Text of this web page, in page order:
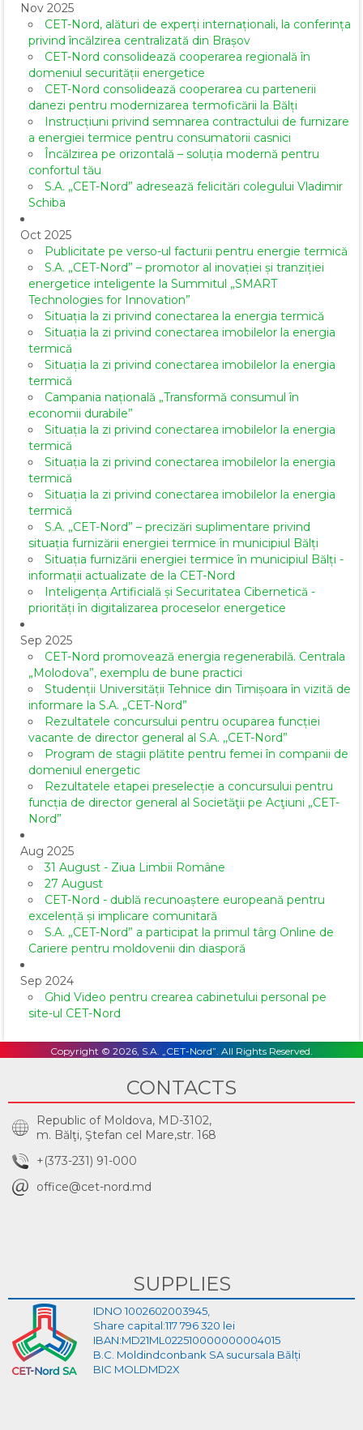
Nov 2025
CET-Nord, alături de experți internaționali, la conferința
privind încălzirea centralizată din Brașov
CET-Nord consolidează cooperarea regională în
domeniul securității energetice
CET-Nord consolidează cooperarea cu partenerii
danezi pentru modernizarea termoficării la Bălți
Instrucțiuni privind semnarea contractului de furnizare
a energiei termice pentru consumatorii casnici
Încălzirea pe orizontală – soluția modernă pentru
confortul tău
S.A. „CET-Nord” adresează felicitări colegului Vladimir
Schiba
Oct 2025
Publicitate pe verso-ul facturii pentru energie termică
S.A. „CET-Nord” – promotor al inovației și tranziției
energetice inteligente la Summitul „SMART
Technologies for Innovation”
Situația la zi privind conectarea la energia termică
Situația la zi privind conectarea imobilelor la energia
termică
Situația la zi privind conectarea imobilelor la energia
termică
Campania națională „Transformă consumul în
economii durabile”
Situația la zi privind conectarea imobilelor la energia
termică
Situația la zi privind conectarea imobilelor la energia
termică
Situația la zi privind conectarea imobilelor la energia
termică
S.A. „CET-Nord” – precizări suplimentare privind
situația furnizării energiei termice în municipiul Bălți
Situația furnizării energiei termice în municipiul Bălți -
informații actualizate de la CET-Nord
Inteligența Artificială și Securitatea Cibernetică -
priorități în digitalizarea proceselor energetice
Sep 2025
CET-Nord promovează energia regenerabilă. Centrala
„Molodova”, exemplu de bune practici
Studenții Universității Tehnice din Timișoara în vizită de
informare la S.A. „CET-Nord”
Rezultatele concursului pentru ocuparea funcției
vacante de director general al S.A. ,,CET-Nord”
Program de stagii plătite pentru femei în companii de
domeniul energetic
Rezultatele etapei preselecție a concursului pentru
funcția de director general al Societăţii pe Acţiuni „CET-
Nord”
Aug 2025
31 August - Ziua Limbii Române
27 August
CET-Nord - dublă recunoaștere europeană pentru
excelență și implicare comunitară
S.A. „CET-Nord” a participat la primul târg Online de
Cariere pentru moldovenii din diasporă
Sep 2024
Ghid Video pentru crearea cabinetului personal pe
site-ul CET-Nord
Copyright © 2026, S.A. „CET-Nord”. All Rights Reserved.
CONTACTS
Republic of Moldova, MD-3102,
m. Bălţi, Ştefan cel Mare,str. 168
+(373-231) 91-000
office@cet-nord.md
SUPPLIES
IDNO 1002602003945,
Share capital:117 796 320 lei
IBAN:MD21ML022510000000004015
B.C. Moldindconbank SA sucursala Bălți
BIC MOLDMD2X